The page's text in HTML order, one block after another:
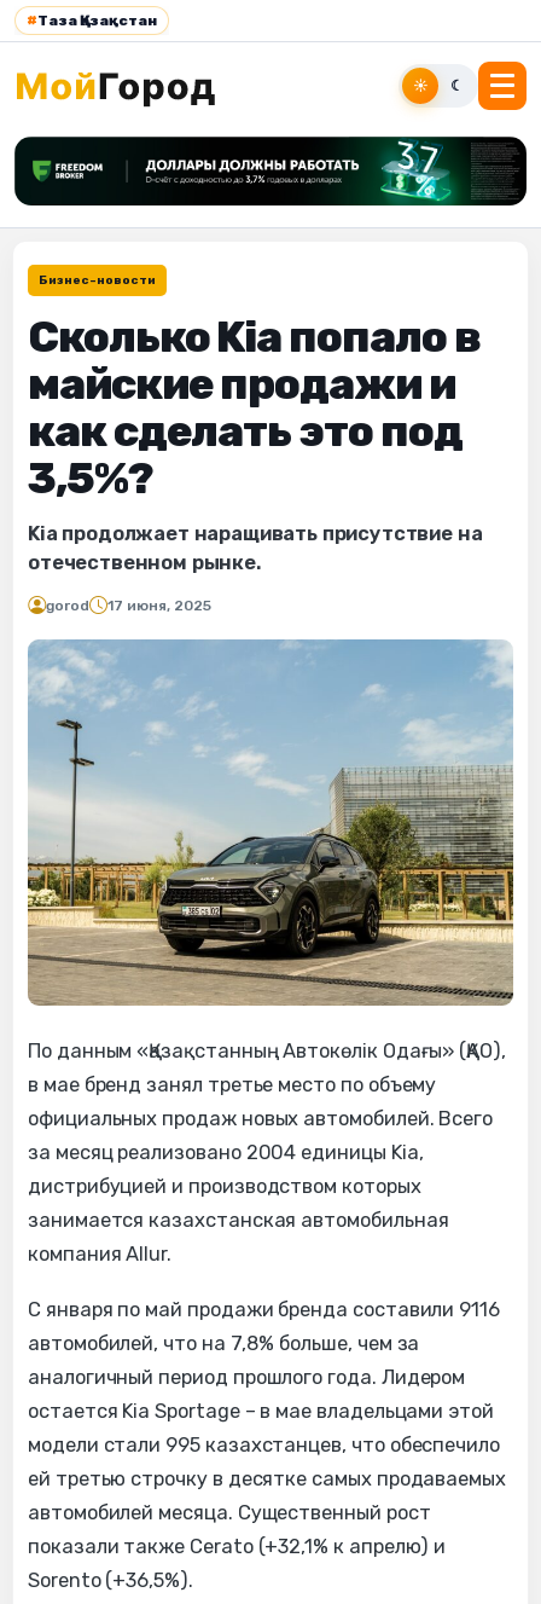
#Таза Қазақстан
☀ ☾
Бизнес-новости
Сколько Kia попало в
майские продажи и
как сделать это под
3,5%?
Kia продолжает наращивать присутствие на
отечественном рынке.
gorod 17 июня, 2025
По данным «Қазақстанның Автокөлік Одағы» (ҚАО),
в мае бренд занял третье место по объему
официальных продаж новых автомобилей. Всего
за месяц реализовано 2004 единицы Kia,
дистрибуцией и производством которых
занимается казахстанская автомобильная
компания Allur.
С января по май продажи бренда составили 9116
автомобилей, что на 7,8% больше, чем за
аналогичный период прошлого года. Лидером
остается Kia Sportage – в мае владельцами этой
модели стали 995 казахстанцев, что обеспечило
ей третью строчку в десятке самых продаваемых
автомобилей месяца. Существенный рост
показали также Cerato (+32,1% к апрелю) и
Sorento (+36,5%).